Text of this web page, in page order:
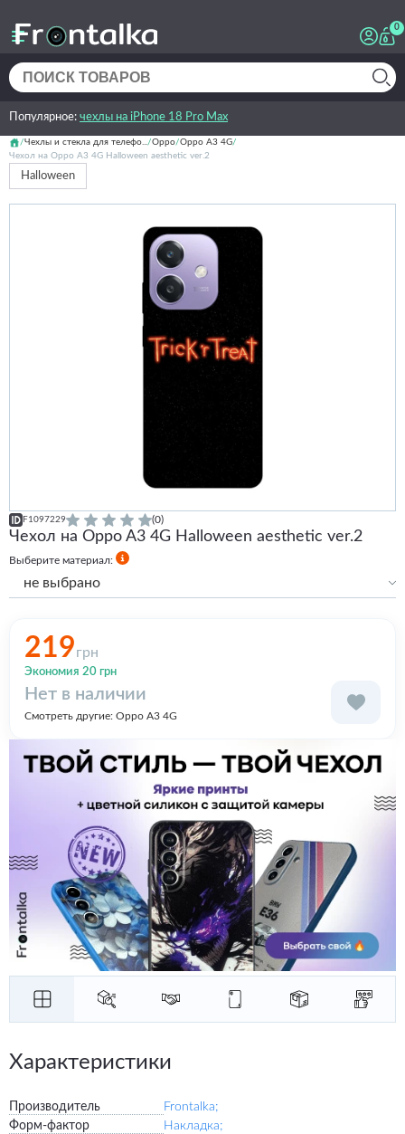
0
Популярное: чехлы на iPhone 18 Pro Max
Чехлы и стекла для телефо... Oppo Oppo A3 4G
Чехол на Oppo A3 4G Halloween aesthetic ver.2
Halloween
F1097229 (0)
Чехол на Oppo A3 4G Halloween aesthetic ver.2
Выберите материал:
не выбрано
Силиконовый с бортами
219грн
Экономия 20 грн
Нет в наличии
Смотреть другие: Oppo A3 4G
Характеристики
Производитель
Frontalka;
Форм-фактор
Накладка;